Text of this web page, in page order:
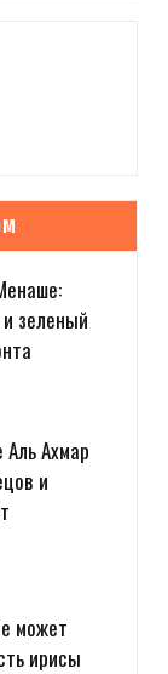
новых
зеленый
Ахмар
и
может
ирисы